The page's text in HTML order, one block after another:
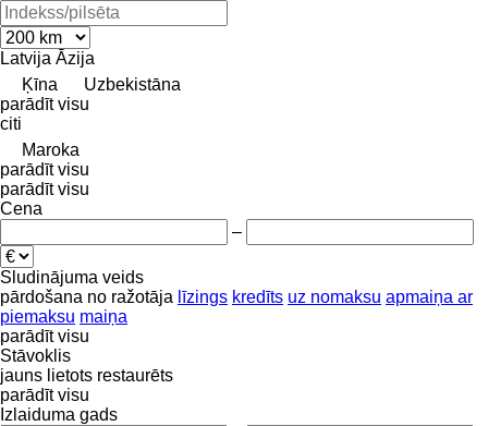
Latvija Āzija
Ķīna
Uzbekistāna
parādīt visu
citi
Maroka
parādīt visu
parādīt visu
Cena
–
Sludinājuma veids
pārdošana no ražotāja līzings kredīts uz nomaksu apmaiņa ar
piemaksu maiņa
parādīt visu
Stāvoklis
jauns lietots restaurēts
parādīt visu
Izlaiduma gads